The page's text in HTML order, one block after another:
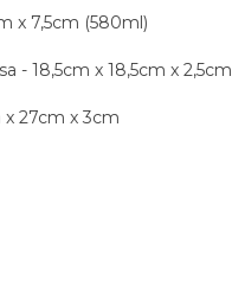
x 7,5cm (580ml)
- 18,5cm x 18,5cm x 2,5cm
x 27cm x 3cm